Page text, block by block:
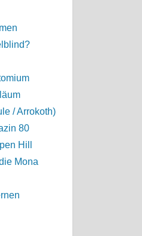
/ Arrokoth)
80
Hill
Mona